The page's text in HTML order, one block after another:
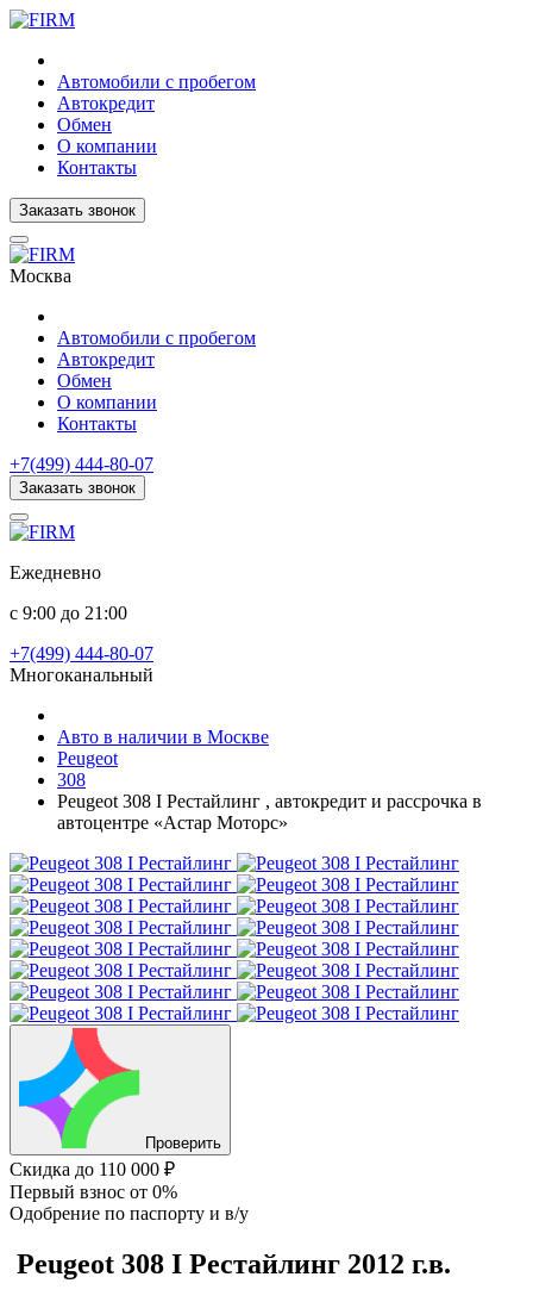
Автомобили с пробегом
Автокредит
Обмен
О компании
Контакты
Заказать звонок
Москва
Автомобили с пробегом
Автокредит
Обмен
О компании
Контакты
+7(499) 444-80-07
Заказать звонок
Ежедневно
с 9:00 до 21:00
+7(499) 444-80-07
Многоканальный
Авто в наличии в Москве
Peugeot
308
Peugeot 308 I Рестайлинг , автокредит и рассрочка в
автоцентре «Астар Моторс»
Проверить
Скидка до 110 000 ₽
Первый взнос от 0%
Одобрение по паспорту и в/у
Peugeot 308 I Рестайлинг 2012 г.в.